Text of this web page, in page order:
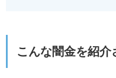
こんな闇金を紹介